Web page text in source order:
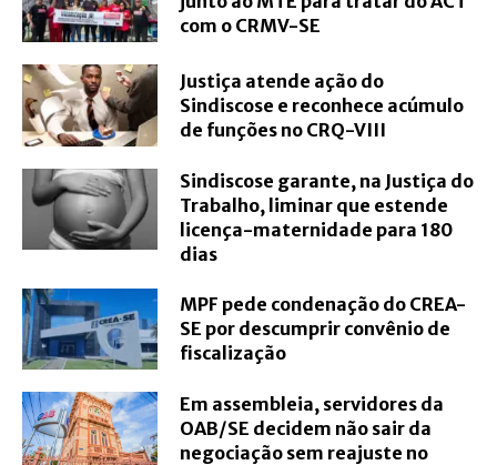
com o CRMV-SE
Justiça atende ação do
Sindiscose e reconhece acúmulo
de funções no CRQ-VIII
Sindiscose garante, na Justiça do
Trabalho, liminar que estende
licença-maternidade para 180
dias
MPF pede condenação do CREA-
SE por descumprir convênio de
fiscalização
Em assembleia, servidores da
OAB/SE decidem não sair da
negociação sem reajuste no